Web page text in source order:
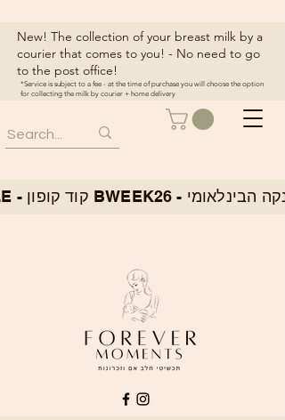
New! The collection of your breast milk by a
courier that comes to you! - No need to go
to the post office!
*Service is subject to a fee - at the time of purchase you will choose the option
for collecting the milk by courier + home delivery